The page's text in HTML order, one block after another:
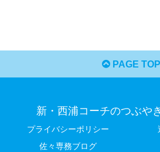
PAGE TOP
新・西浦コーチのつぶや
プライバシーポリシー
佐々専務ブログ